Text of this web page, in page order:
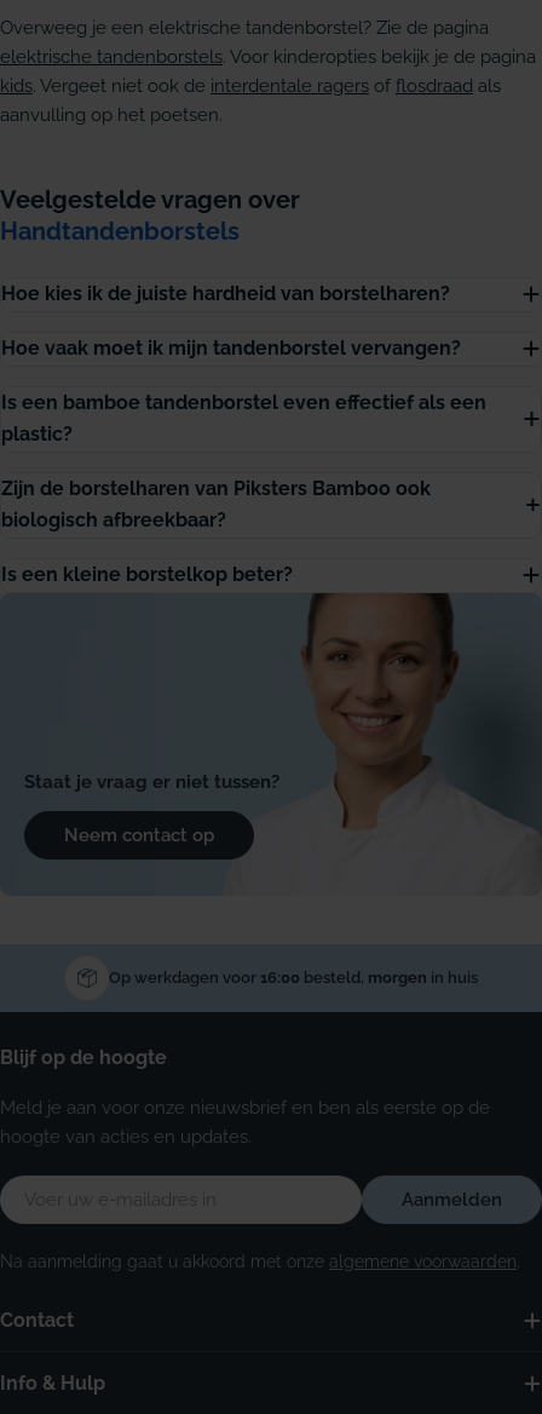
Overweeg je een elektrische tandenborstel? Zie de pagina
elektrische tandenborstels. Voor kinderopties bekijk je de pagina
kids. Vergeet niet ook de interdentale ragers of flosdraad als
aanvulling op het poetsen.
Staat je vraag er niet tussen?
Neem contact op
Veelgestelde vragen over
Handtandenborstels
Hoe kies ik de juiste hardheid van borstelharen?
Hoe vaak moet ik mijn tandenborstel vervangen?
Is een bamboe tandenborstel even effectief als een
plastic?
Zijn de borstelharen van Piksters Bamboo ook
biologisch afbreekbaar?
Is een kleine borstelkop beter?
Op werkdagen voor 16:00 besteld, morgen in huis
Contact
Info & Hulp
Blijf op de hoogte
Meld je aan voor onze nieuwsbrief en ben als eerste op de
hoogte van acties en updates.
E-
mail
Aanmelden
Na aanmelding gaat u akkoord met onze algemene voorwaarden